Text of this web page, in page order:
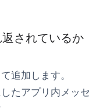
されているか
追加します。
たアプリ内メッセ